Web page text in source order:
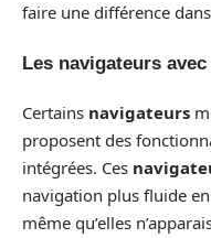
faire une différence
Les navigateurs
Certains navigateurs
proposent des
intégrées. Ces
navigation plus fluide
même qu’elles